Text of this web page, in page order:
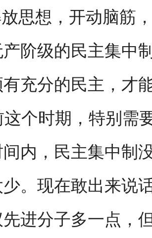
思想，开动脑筋
阶级的民主集中
充分的民主，才
个时期，特别需
内，民主集中制
少。现在敢出来说
进分子多一点，